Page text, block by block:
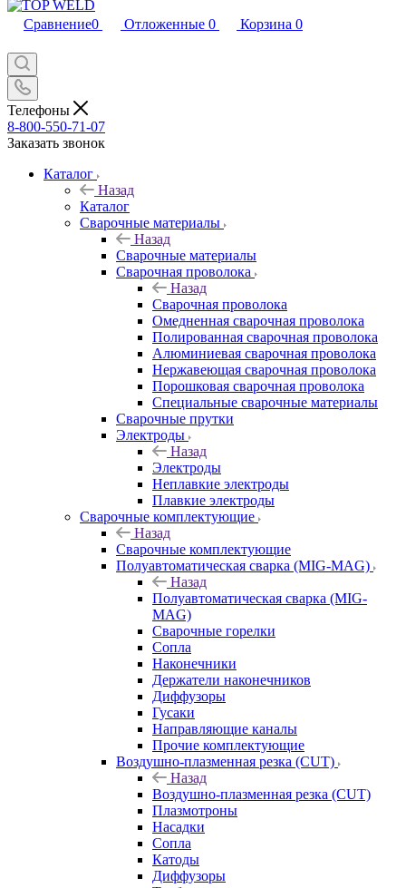
Сравнение0 Отложенные 0 Корзина 0
Телефоны
8-800-550-71-07
Заказать звонок
Каталог
Назад
Каталог
Сварочные материалы
Назад
Сварочные материалы
Сварочная проволока
Назад
Сварочная проволока
Омедненная сварочная проволока
Полированная сварочная проволока
Алюминиевая сварочная проволока
Нержавеющая сварочная проволока
Порошковая сварочная проволока
Специальные сварочные материалы
Сварочные прутки
Электроды
Назад
Электроды
Неплавкие электроды
Плавкие электроды
Сварочные комплектующие
Назад
Сварочные комплектующие
Полуавтоматическая сварка (MIG-MAG)
Назад
Полуавтоматическая сварка (MIG-
MAG)
Сварочные горелки
Сопла
Наконечники
Держатели наконечников
Диффузоры
Гусаки
Направляющие каналы
Прочие комплектующие
Воздушно-плазменная резка (CUT)
Назад
Воздушно-плазменная резка (CUT)
Плазмотроны
Насадки
Сопла
Катоды
Диффузоры